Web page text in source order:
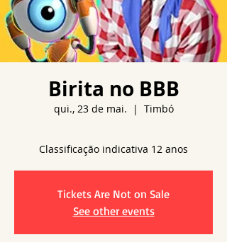
Birita no BBB
qui., 23 de mai.
  |
Timbó
Tickets Are Not on Sale
See other events